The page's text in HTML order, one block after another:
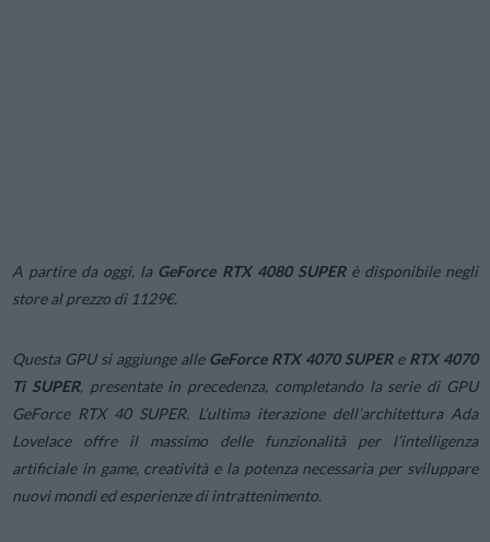
A partire da oggi, la GeForce RTX 4080 SUPERè disponibile negli
store al prezzo di 1129€.
Questa GPU si aggiunge alle GeForce RTX 4070 SUPERe RTX 4070
Ti SUPER, presentate in precedenza, completando la serie di GPU
GeForce RTX 40 SUPER. L’ultima iterazione dell’architettura Ada
Lovelace offre il massimo delle funzionalità per l’intelligenza
artificiale in game, creatività e la potenza necessaria per sviluppare
nuovi mondi ed esperienze di intrattenimento.